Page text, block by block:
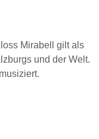
Mirabell gilt als
und der Welt.